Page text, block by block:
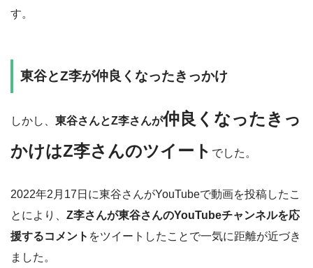
す。
東谷とZ李が仲良くなったきっかけ
しかし、 東谷さんとZ李さんが仲良くなったきっ
かけはZ李さんのツイート でした。
2022年2月17日に東谷さんがYouTubeで動画を投稿したこ
とにより、 Z李さんが東谷さんのYouTubeチャンネルを応
援するコメント をツイートしたことで一気に距離が近づき
ました。